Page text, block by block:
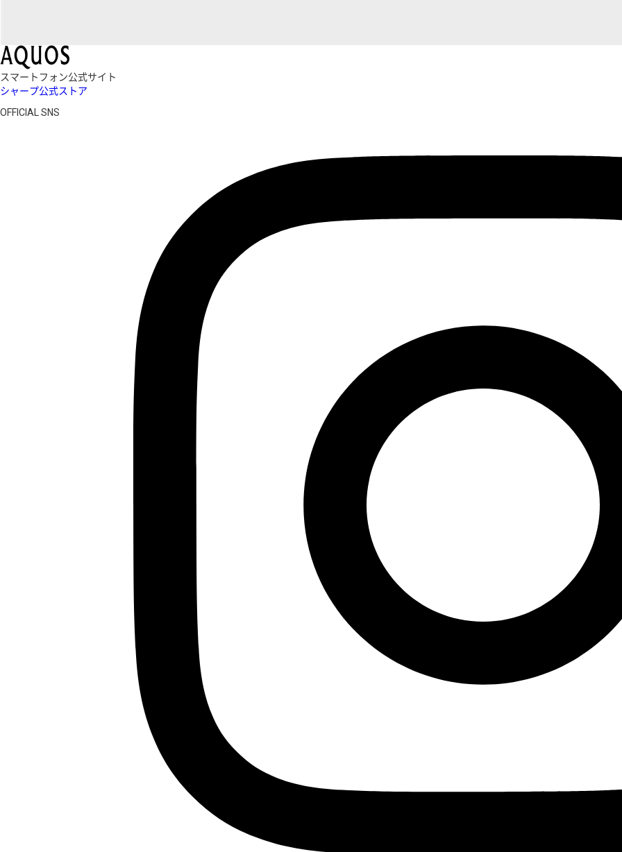
スマートフォン公式サイト
シャープ公式ストア
OFFICIAL SNS